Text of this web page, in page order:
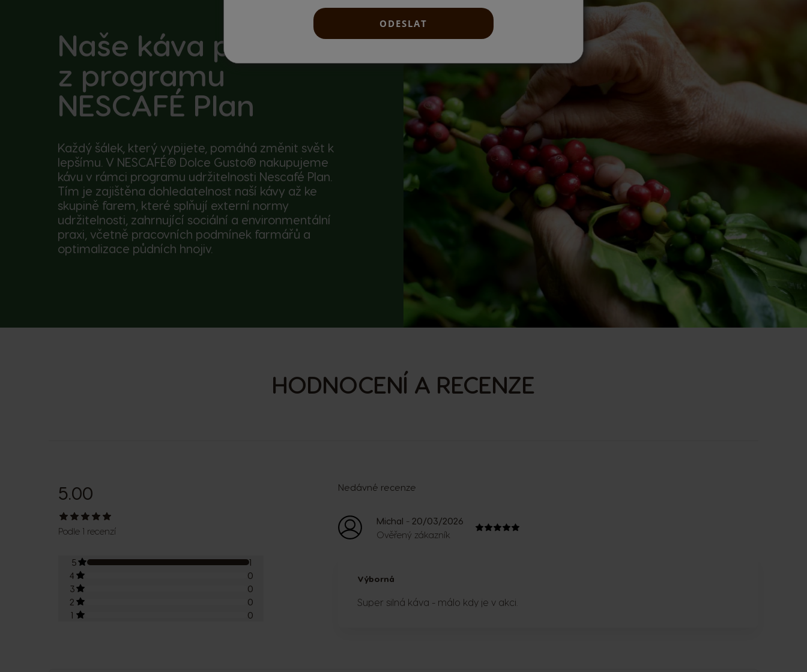
Naše káva pochází
z programu
NESCAFÉ Plan
Každý šálek, který vypijete, pomáhá změnit svět k
lepšímu. V NESCAFÉ® Dolce Gusto® nakupujeme
kávu v rámci programu udržitelnosti Nescafé Plan.
Tím je zajištěna dohledatelnost naší kávy až ke
skupině farem, které splňují externí normy
udržitelnosti, zahrnující sociální a environmentální
praxi, včetně pracovních podmínek farmářů a
optimalizace půdních hnojiv.
ODESLAT
HODNOCENÍ A RECENZE
5.00
Podle 1 recenzí
5
1
4
0
3
0
2
0
1
0
Nedávné recenze
Michal - 20/03/2026
Ověřený zákazník
Výborná
Super silná káva - málo kdy je v akci.